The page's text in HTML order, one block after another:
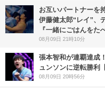
お互いパートナー
伊藤健太郎“レイ”、
『一緒にごはんをた
08月09日 21時10分
張本智和が連覇達成
ュンソンに逆転勝利
08月09日 20時56分